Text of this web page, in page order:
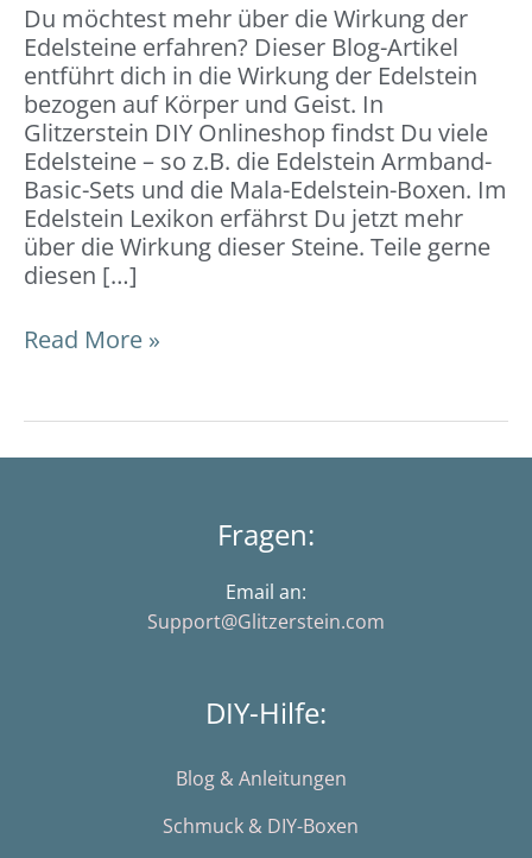
Du möchtest mehr über die Wirkung der
Edelsteine erfahren? Dieser Blog-Artikel
entführt dich in die Wirkung der Edelstein
bezogen auf Körper und Geist. In
Glitzerstein DIY Onlineshop findst Du viele
Edelsteine – so z.B. die Edelstein Armband-
Basic-Sets und die Mala-Edelstein-Boxen. Im
Edelstein Lexikon erfährst Du jetzt mehr
über die Wirkung dieser Steine. Teile gerne
diesen […]
Read More »
Fragen:
Email an:
Support@Glitzerstein.com
DIY-Hilfe:
Blog & Anleitungen
Schmuck & DIY-Boxen